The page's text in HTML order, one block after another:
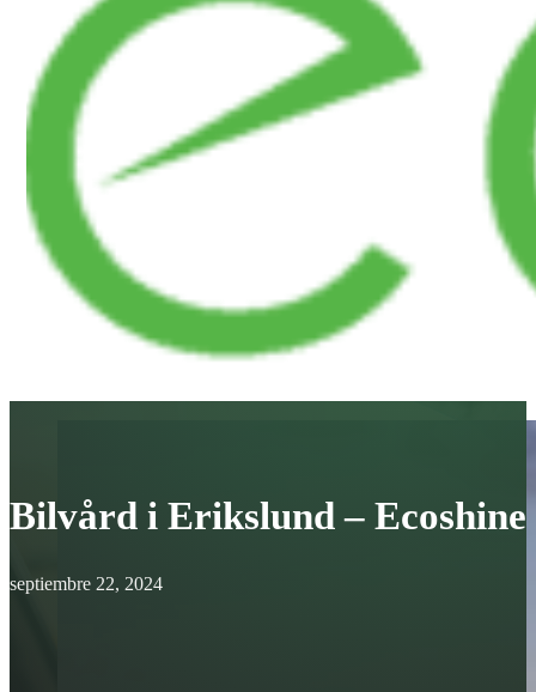
Bilvård i Erikslund – Ecoshine
septiembre 22, 2024